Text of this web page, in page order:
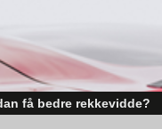
få bedre rekkevidde?